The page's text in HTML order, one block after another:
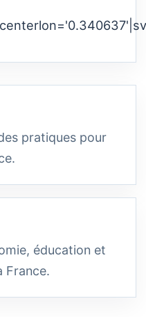
pratiques pour
éducation et
France.